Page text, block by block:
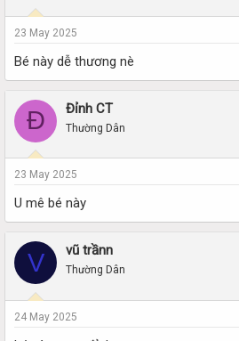
23 May 2025
Bé này dễ thương nè
Đ Đỉnh CT
Thường Dân
23 May 2025
U mê bé này
V vũ trầnn
Thường Dân
24 May 2025